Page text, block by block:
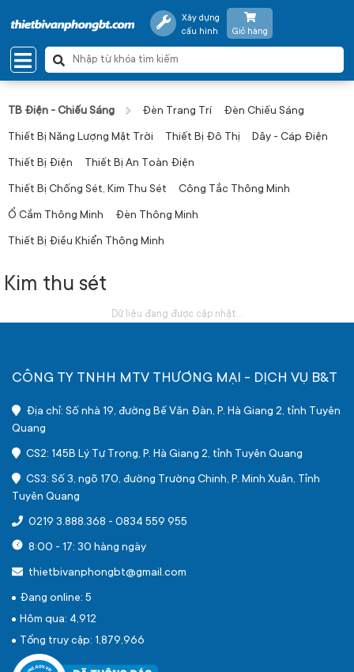
Xây dựng
cấu hình
Giỏ hàng
TB Điện - Chiếu Sáng Đèn Trang Trí Đèn Chiếu Sáng
Thiết Bị Năng Lượng Mặt Trời Thiết Bị Đô Thị Dây - Cáp Điện
Thiết Bị Điện Thiết Bị An Toàn Điện
Thiết Bị Chống Sét, Kim Thu Sét Công Tắc Thông Minh
Ổ Cắm Thông Minh Đèn Thông Minh
Thiết Bị Điều Khiển Thông Minh
Kim thu sét
Dữ liệu đang được cập nhật...
CÔNG TY TNHH MTV THƯƠNG MẠI - DỊCH VỤ B&T
Địa chỉ: Số nhà 19, đường Bế Văn Đàn, P. Hà Giang 2, tỉnh Tuyên
Quang
CS2: 145B Lý Tự Trọng, P. Hà Giang 2, tỉnh Tuyên Quang
CS3: Số 3, ngõ 170, đường Trường Chinh, P. Minh Xuân, Tỉnh
Tuyên Quang
0219 3.888.368 - 0834 559 955
8:00 - 17: 30 hàng ngày
thietbivanphongbt@gmail.com
Đang online: 5
Hôm qua: 4,912
Tổng truy cập: 1,879,966